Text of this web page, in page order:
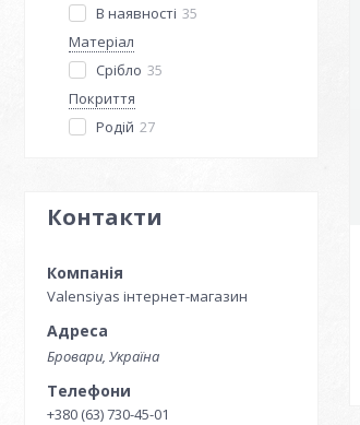
В наявності 35
Матеріал
Срібло 35
Покриття
Родій 27
Контакти
Valensiyas інтернет-магазин
Бровари, Україна
+380 (63) 730-45-01